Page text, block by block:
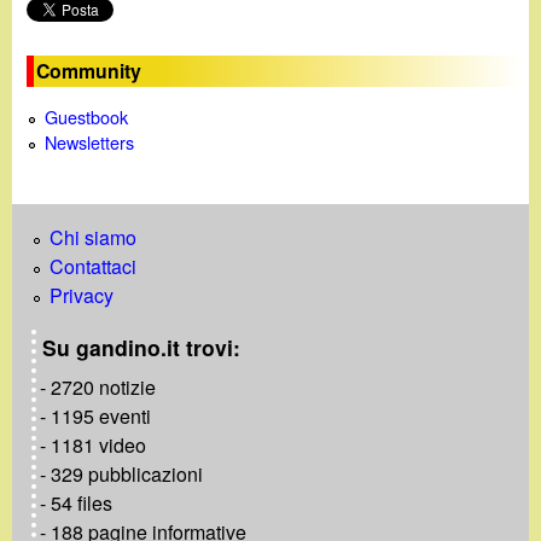
Community
Guestbook
Newsletters
Chi siamo
Contattaci
Privacy
Su gandino.it trovi:
- 2720 notizie
- 1195 eventi
- 1181 video
- 329 pubblicazioni
- 54 files
- 188 pagine informative